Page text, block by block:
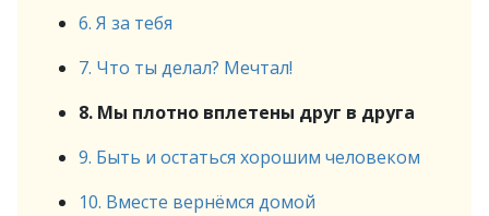
6. Я за тебя
7. Что ты делал? Мечтал!
8. Мы плотно вплетены друг в друга
9. Быть и остаться хорошим человеком
10. Вместе вернёмся домой